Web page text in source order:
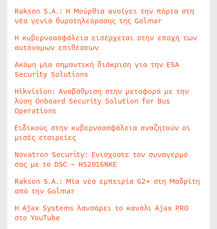
Rakson S.A.: Η Μούρθια ανοίγει την πόρτα στη
νέα γενιά θυροτηλεόρασης της Golmar
Η κυβερνοασφάλεια εισέρχεται στην εποχή των
αυτόνομων επιθέσεων
Ακόμη μία σημαντική διάκριση για την ESA
Security Solutions
Hikvision: Αναβάθμιση στην μεταφορά με την
λύση Onboard Security Solution for Bus
Operations
Ειδικούς στην κυβερνοασφάλεια αναζητούν οι
μισές εταιρείες
Novatron Security: Ενισχύστε τον συναγερμό
σας με το DSC – HS2016NKE
Rakson S.A.: Μία νέα εμπειρία G2+ στη Μαδρίτη
από την Golmar
Η Ajax Systems λανσάρει το κανάλι Ajax PRO
στο YouTube